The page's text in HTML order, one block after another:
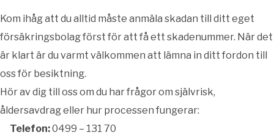
Kom ihåg att du alltid måste anmäla skadan till ditt eget
försäkringsbolag först för att få ett skadenummer. När det
är klart är du varmt välkommen att lämna in ditt fordon till
oss för besiktning.
Hör av dig till oss om du har frågor om självrisk,
åldersavdrag eller hur processen fungerar:
Telefon:0499 – 131 70